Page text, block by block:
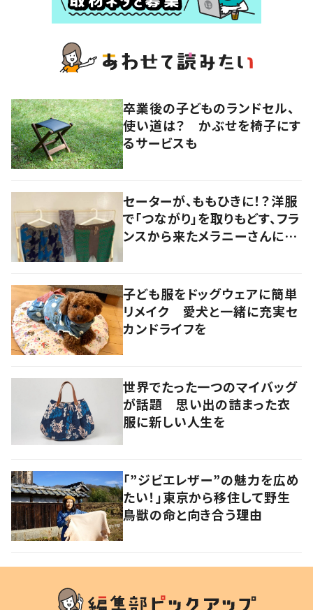
卒業後の子どものランドセル、
使い道は？ かぶせを椅子にす
るサービスも
セーターが、ももひきに！？洋服
で「つながり」を取りもどす、フラ
ンスから来たメラニーさんに学
子ども服をドッグウェアに簡単
リメイク 愛犬と一緒に充実セ
カンドライフを
世界でたった一つのマイバッグ
が話題 思い出の詰まった衣
服に新しい人生を
「”ジビエレザー”の魅力を広め
たい！」東京から移住して野生
鳥獣の命と向き合う理由